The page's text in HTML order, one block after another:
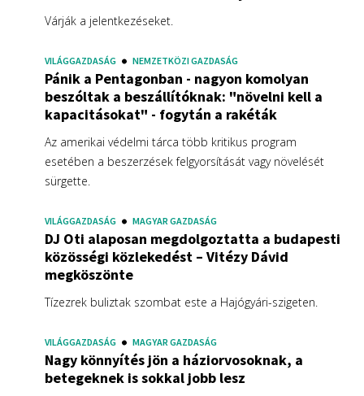
Várják a jelentkezéseket.
VILÁGGAZDASÁG NEMZETKÖZI GAZDASÁG
Pánik a Pentagonban - nagyon komolyan
beszóltak a beszállítóknak: "növelni kell a
kapacitásokat" - fogytán a rakéták
Az amerikai védelmi tárca több kritikus program
esetében a beszerzések felgyorsítását vagy növelését
sürgette.
VILÁGGAZDASÁG MAGYAR GAZDASÁG
DJ Oti alaposan megdolgoztatta a budapesti
közösségi közlekedést – Vitézy Dávid
megköszönte
Tízezrek buliztak szombat este a Hajógyári-szigeten.
VILÁGGAZDASÁG MAGYAR GAZDASÁG
Nagy könnyítés jön a háziorvosoknak, a
betegeknek is sokkal jobb lesz